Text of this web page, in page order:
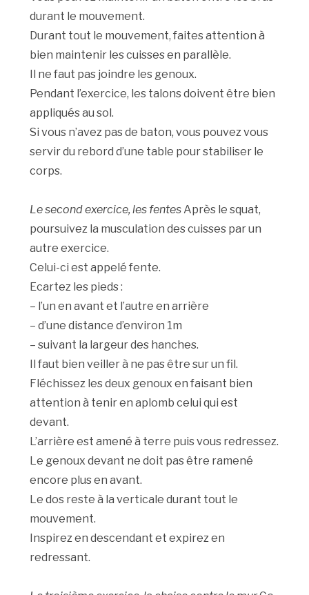
durant le mouvement.
Durant tout le mouvement, faites attention à
bien maintenir les cuisses en parallèle.
Il ne faut pas joindre les genoux.
Pendant l’exercice, les talons doivent être bien
appliqués au sol.
Si vous n’avez pas de baton, vous pouvez vous
servir du rebord d’une table pour stabiliser le
corps.
Le second exercice, les fentesAprès le squat,
poursuivez la musculation des cuisses par un
autre exercice.
Celui-ci est appelé fente.
Ecartez les pieds :
– l’un en avant et l’autre en arrière
– d’une distance d’environ 1m
– suivant la largeur des hanches.
Il faut bien veiller à ne pas être sur un fil.
Fléchissez les deux genoux en faisant bien
attention à tenir en aplomb celui qui est
devant.
L’arrière est amené à terre puis vous redressez.
Le genoux devant ne doit pas être ramené
encore plus en avant.
Le dos reste à la verticale durant tout le
mouvement.
Inspirez en descendant et expirez en
redressant.